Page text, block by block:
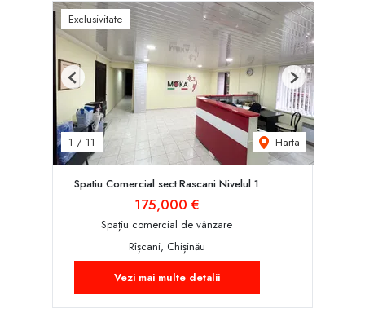
Exclusivitate
1 / 11 Harta
Previous Next
Spatiu Comercial sect.Rascani Nivelul 1
175,000 €
Spațiu comercial de vânzare
Rîșcani, Chișinău
Vezi mai multe detalii